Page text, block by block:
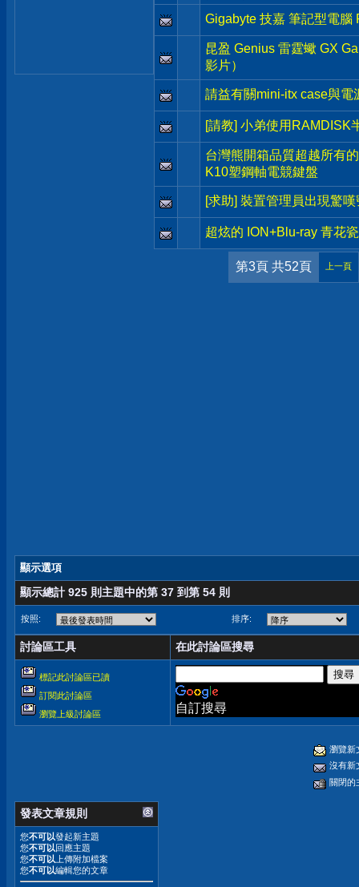
Gigabyte 技嘉 筆記型電腦
昆盈 Genius 雷霆蠍 GX
影片）
請益有關mini-itx case與電
[請教] 小弟使用RAMDISK
台灣熊開箱品質超越所有
K10塑鋼軸電競鍵盤
[求助] 裝置管理員出現驚嘆
超炫的 ION+Blu-ray 青花
第3頁 共52頁 上一頁
顯示選項
顯示總計 925 則主題中的第 37 到第 54 則
按照: 排序:
討論區工具 在此討論區搜尋
標記此討論區已讀
訂閱此討論區
瀏覽上級討論區
自訂搜尋
瀏覽新
沒有新
關閉的
發表文章規則
您不可以發起新主題
您不可以回應主題
您不可以 上傳附加檔案
您不可以編輯您的文章